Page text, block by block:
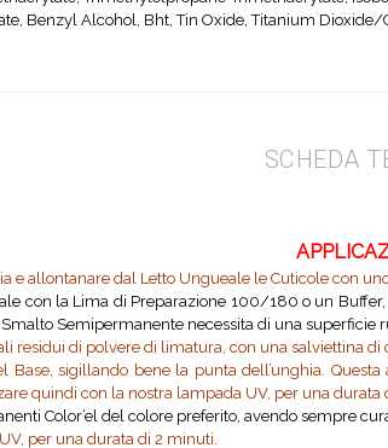
Benzyl Alcohol, Bht, Tin Oxide, Titanium Dioxide/
SCHEDA
e allontanare dal Letto Ungueale le Cuticole con
con la Lima di Preparazione 100/180 o un
Semipermanente necessita di una superficie
residui di polvere di limatura, con una salviettina
Base, sigillando bene la punta dell’unghia.
quindi con la nostra lampada UV, per una durata
Color’el del colore preferito, avendo sempre
per una durata di 2 minuti.